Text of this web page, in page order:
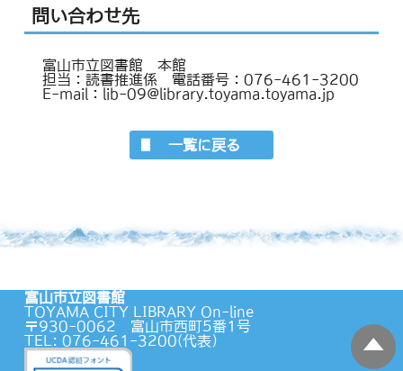
問い合わせ先
富山市立図書館 本館
担当：読書推進係 電話番号：076-461-3200
E-mail：lib-09@library.toyama.toyama.jp
一覧に戻る
富山市立図書館
TOYAMA CITY LIBRARY On-line
〒930-0062 富山市西町5番1号
TEL: 076-461-3200(代表）